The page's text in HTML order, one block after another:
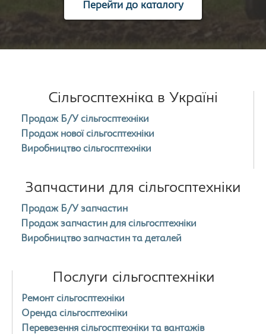
Перейти до каталогу
Сільгосптехніка в Україні
Продаж Б/У сільгосптехніки
Продаж нової сільгосптехніки
Виробництво сільгосптехніки
Запчастини для сільгосптехніки
Продаж Б/У запчастин
Продаж запчастин для сільгосптехніки
Виробництво запчастин та деталей
Послуги сільгосптехніки
Ремонт сільгосптехніки
Оренда сільгосптехніки
Перевезення сільгосптехніки та вантажів